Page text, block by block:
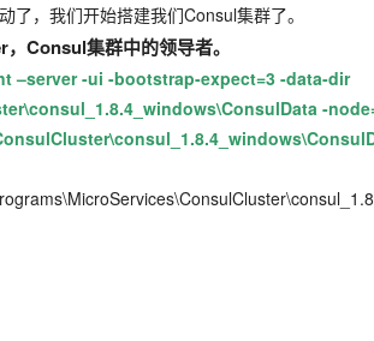
们开始搭建我们Consul集群了。
，Consul集群中的领导者。
–server -ui -bootstrap-expect=3 -data-dir
-